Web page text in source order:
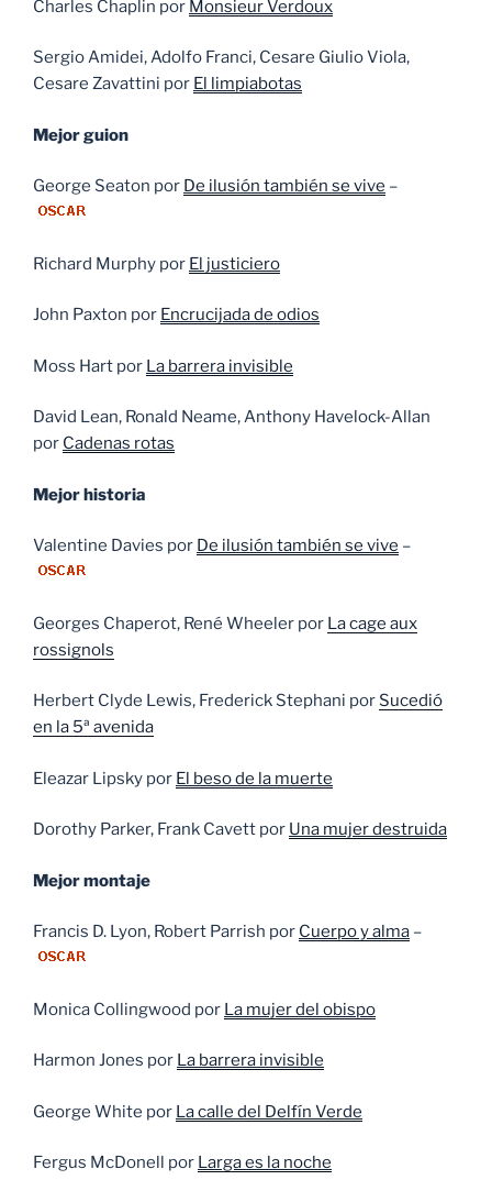
Charles Chaplin por Monsieur Verdoux
Sergio Amidei, Adolfo Franci, Cesare Giulio Viola,
Cesare Zavattini por El limpiabotas
Mejor guion
George Seaton por De ilusión también se vive –
Richard Murphy por El justiciero
John Paxton por Encrucijada de odios
Moss Hart por La barrera invisible
David Lean, Ronald Neame, Anthony Havelock-Allan
por Cadenas rotas
Mejor historia
Valentine Davies por De ilusión también se vive –
Georges Chaperot, René Wheeler por La cage aux
rossignols
Herbert Clyde Lewis, Frederick Stephani por Sucedió
en la 5ª avenida
Eleazar Lipsky por El beso de la muerte
Dorothy Parker, Frank Cavett por Una mujer destruida
Mejor montaje
Francis D. Lyon, Robert Parrish por Cuerpo y alma –
Monica Collingwood por La mujer del obispo
Harmon Jones por La barrera invisible
George White por La calle del Delfín Verde
Fergus McDonell por Larga es la noche